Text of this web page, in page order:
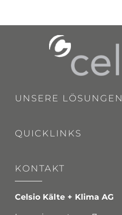
UNSERE LÖSUNGEN
QUICKLINKS
KONTAKT
Celsio Kälte + Klima AG